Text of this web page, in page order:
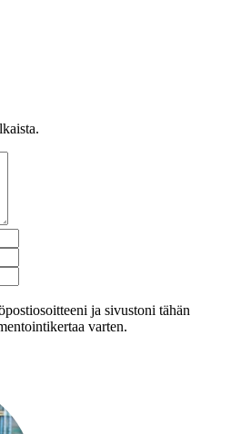
ja sivustoni tähän
varten.